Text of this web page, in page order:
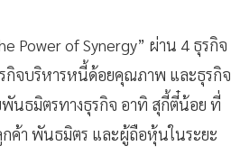
Power of Synergy” ผ่าน 4 ธุรกิจ
กิจบริหารหนี้ด้อยคุณภาพ และธุรกิจ
นธมิตรทางธุรกิจ อาทิ สุกี้ตี๋น้อย ที่
ค้า พันธมิตร และผู้ถือหุ้นในระยะ